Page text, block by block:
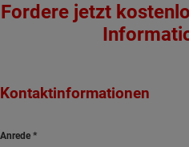
Fordere jetzt
Kontaktinformationen
Anrede